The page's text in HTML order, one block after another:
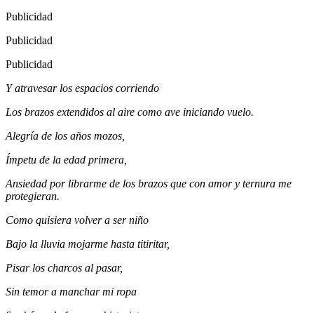
Publicidad
Publicidad
Publicidad
Y atravesar los espacios corriendo
Los brazos extendidos al aire como ave iniciando vuelo.
Alegría de los años mozos,
Ímpetu de la edad primera,
Ansiedad por librarme de los brazos que con amor y ternura me
protegieran.
Como quisiera volver a ser niño
Bajo la lluvia mojarme hasta titiritar,
Pisar los charcos al pasar,
Sin temor a manchar mi ropa